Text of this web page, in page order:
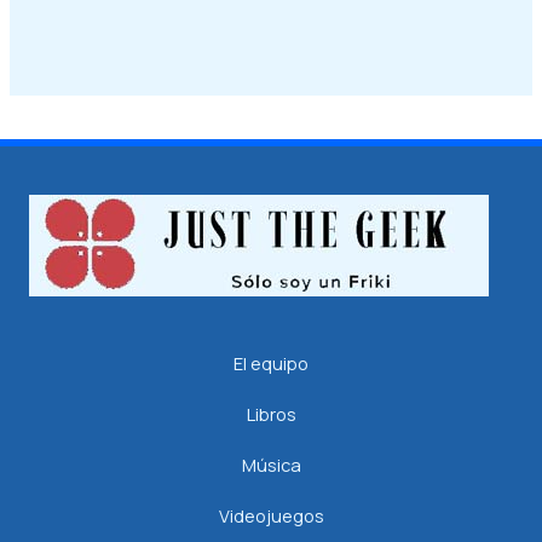
El equipo
Libros
Música
Videojuegos